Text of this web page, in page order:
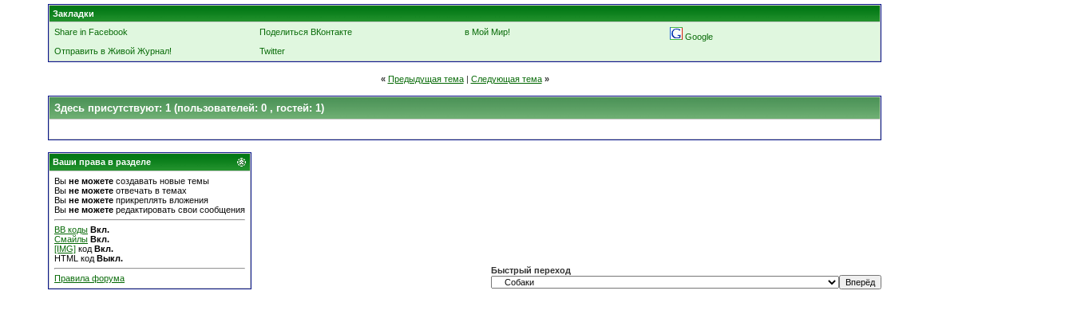
Закладки
Share in Facebook
Поделиться ВКонтакте в Мой Мир!
Google
Отправить в Живой Журнал!
Twitter
« Предыдущая тема| Следующая тема »
Здесь присутствуют: 1 (пользователей: 0 , гостей: 1)
Ваши права в разделе
Вы не можете создавать новые темы
Вы не можете отвечать в темах
Вы не можете прикреплять вложения
Вы не можете редактировать свои сообщения
BB коды Вкл.
Смайлы Вкл.
[IMG] код Вкл.
HTML код Выкл.
Правила форума
Быстрый переход